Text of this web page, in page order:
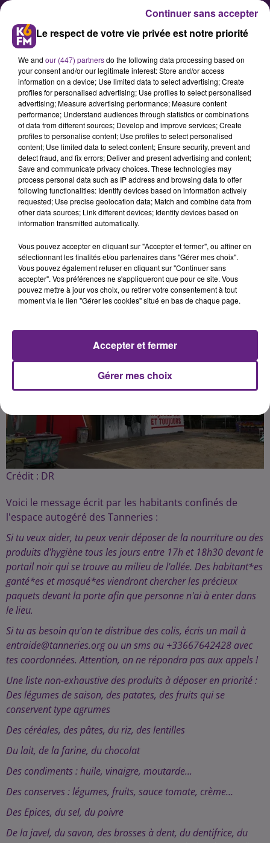
La solidarité s’organise aussi aux
Tanneries
En cette période de confinement, la
communauté dijonnaise des
Tanneries a décidé de créer un
point de stockage et de
produits d’hygiène.
Publié : 28 mars 2020 à 17h00 par Fabrice Aubry
Crédit : DR
Voici le message écrit par les habitants confinés de
l'espace autogéré des Tanneries :
Si tu veux aider, tu peux venir déposer de la nourriture ou des
produits d'hygiène tous les jours entre 17h et 18h30 devant le
portail noir qui se trouve au milieu de l'allée. Des habitant*es
ganté*es et masqué*es viendront chercher les précieux
paquets devant la porte afin que personne n'ai à enter dans
le lieu.
Si tu as besoin qu'on te distribue des colis, écris un mail à
entraide@tanneries.org ou un sms au +33667642428 avec
tes coordonnées. Attention, on ne répondra pas aux appels !
Une liste non-exhaustive des produits à déposer en priorité :
Des légumes de saison, des patates, des fruits qui se
conservent type agrumes
Des céréales, des pâtes, du riz, des lentilles
Du lait, de la farine, du chocolat
Des condiments : huile, vinaigre, moutarde...
Des conserves : légumes, fruits, sauce tomate, crème…
Des Epices, du sel, du poivre
De la javel, du savon, des brosses à dent, du dentifrice, du
Le respect de votre vie privée est notre priorité
We and our (447) partnersdo the following data processing based on
your consent and/or our legitimate interest: Store and/or access
information on a device; Use limited data to select advertising; Create
profiles for personalised advertising; Use profiles to select personalised
advertising; Measure advertising performance; Measure content
performance; Understand audiences through statistics or combinations
of data from different sources; Develop and improve services; Create
profiles to personalise content; Use profiles to select personalised
content; Use limited data to select content; Ensure security, prevent and
detect fraud, and fix errors; Deliver and present advertising and content;
Save and communicate privacy choices. These technologies may
process personal data such as IP address and browsing data to offer
following functionalities: Identify devices based on information actively
requested; Use precise geolocation data; Match and combine data from
other data sources; Link different devices; Identify devices based on
information transmitted automatically.
Vous pouvez accepter en cliquant sur "Accepter et fermer", ou affiner en
sélectionnant les finalités et/ou partenaires dans "Gérer mes choix".
Vous pouvez également refuser en cliquant sur "Continuer sans
accepter". Vos préférences ne s'appliqueront que pour ce site. Vous
pouvez mettre à jour vos choix, ou retirer votre consentement à tout
moment via le lien "Gérer les cookies" situé en bas de chaque page.
Gérer mes choix
Accepter et fermer
Continuer sans accepter